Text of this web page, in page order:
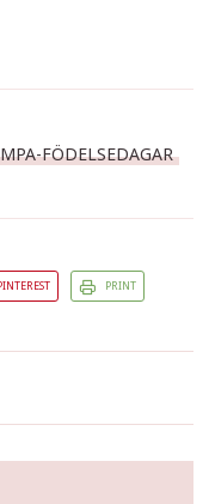
MPA-FÖDELSEDAGAR
PRINT